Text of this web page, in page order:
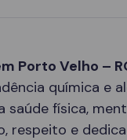
Porto Velho –
química e
saúde física,
respeito e